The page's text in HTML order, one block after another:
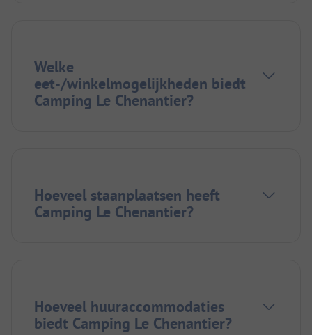
Welke
eet-/winkelmogelijkheden biedt
Camping Le Chenantier?
Hoeveel staanplaatsen heeft
Camping Le Chenantier?
Hoeveel huuraccommodaties
biedt Camping Le Chenantier?